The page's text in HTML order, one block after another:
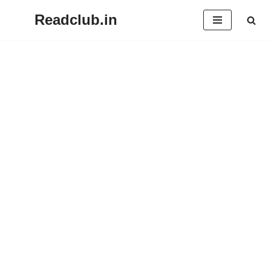
Readclub.in